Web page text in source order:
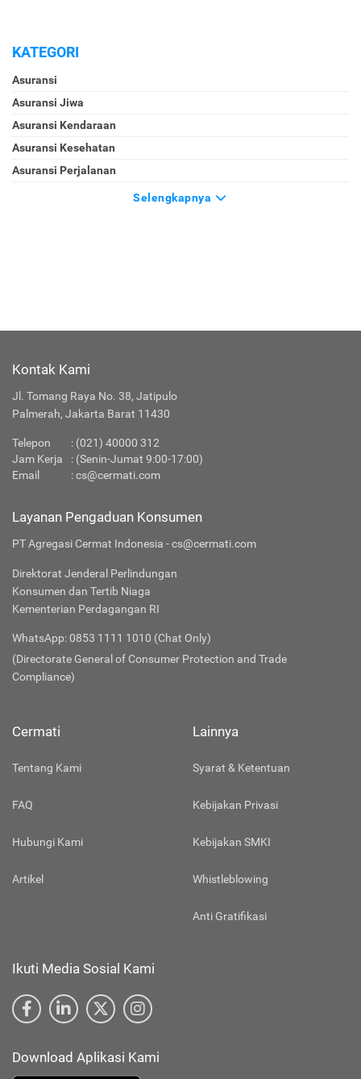
KATEGORI
Asuransi
Asuransi Jiwa
Asuransi Kendaraan
Asuransi Kesehatan
Asuransi Perjalanan
Selengkapnya
Kontak Kami
Jl. Tomang Raya No. 38, Jatipulo
Palmerah, Jakarta Barat 11430
Telepon : (021) 40000 312
Jam Kerja
: (Senin-Jumat 9:00-17:00)
Email
:cs@cermati.com
Layanan Pengaduan Konsumen
PT Agregasi Cermat Indonesia - cs@cermati.com
Direktorat Jenderal Perlindungan
Konsumen dan Tertib Niaga
Kementerian Perdagangan RI
WhatsApp: 0853 1111 1010 (Chat Only)
(Directorate General of Consumer Protection and Trade
Compliance)
Cermati
Tentang Kami
FAQ
Hubungi Kami
Artikel
Lainnya
Syarat & Ketentuan
Kebijakan Privasi
Kebijakan SMKI
Whistleblowing
Anti Gratifikasi
Ikuti Media Sosial Kami
Download Aplikasi Kami